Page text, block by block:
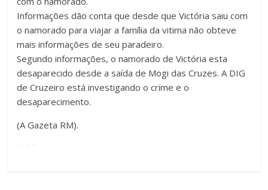
Informações dão conta que desde que Victória saiu com
o namorado para viajar a família da vitima não obteve
mais informações de seu paradeiro.
Segundo informações, o namorado de Victória esta
desaparecido desde a saída de Mogi das Cruzes. A DIG
de Cruzeiro está investigando o crime e o
desaparecimento.
(A Gazeta RM).